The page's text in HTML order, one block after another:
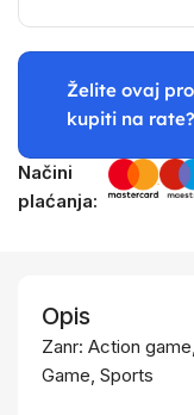
Želite ovaj
kupiti na rate?
Načini
plaćanja:
Opis
Zanr: Action
Game, Sports